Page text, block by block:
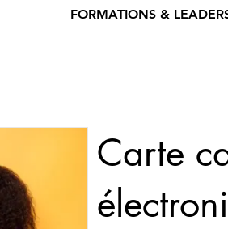
FORMATIONS &
Carte